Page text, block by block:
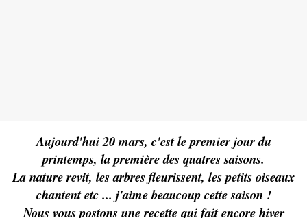
Aujourd'hui 20 mars, c'est le premier jour du
printemps, la première des quatres saisons.
La nature revit, les arbres fleurissent, les petits oiseaux
chantent etc ... j'aime beaucoup cette saison !
Nous vous postons une recette qui fait encore hiver